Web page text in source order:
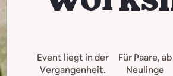
Event liegt in der
Vergangenheit.
Für Paare, ab
Neulinge